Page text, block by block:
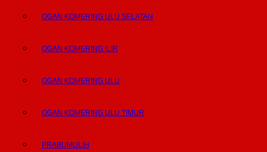
OGAN KOMERING ULU SELATAN
OGAN KOMERING ILIR
OGAN KOMERING ULU
OGAN KOMERING ULU TIMUR
PRABUMULIH